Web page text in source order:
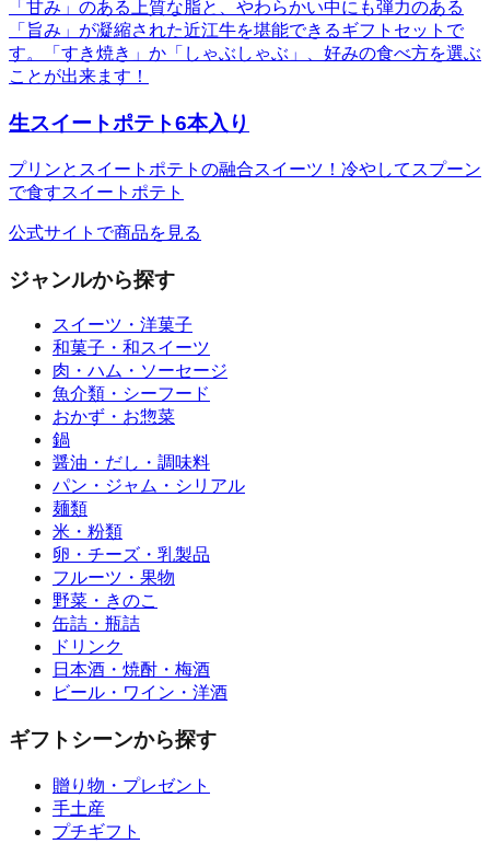
「甘み」のある上質な脂と、やわらかい中にも弾力のある
「旨み」が凝縮された近江牛を堪能できるギフトセットで
す。「すき焼き」か「しゃぶしゃぶ」、好みの食べ方を選ぶ
ことが出来ます！
生スイートポテト6本入り
プリンとスイートポテトの融合スイーツ！冷やしてスプーン
で食すスイートポテト
公式サイトで商品を見る
ジャンルから探す
スイーツ・洋菓子
和菓子・和スイーツ
肉・ハム・ソーセージ
魚介類・シーフード
おかず・お惣菜
鍋
醤油・だし・調味料
パン・ジャム・シリアル
麺類
米・粉類
卵・チーズ・乳製品
フルーツ・果物
野菜・きのこ
缶詰・瓶詰
ドリンク
日本酒・焼酎・梅酒
ビール・ワイン・洋酒
ギフトシーンから探す
贈り物・プレゼント
手土産
プチギフト